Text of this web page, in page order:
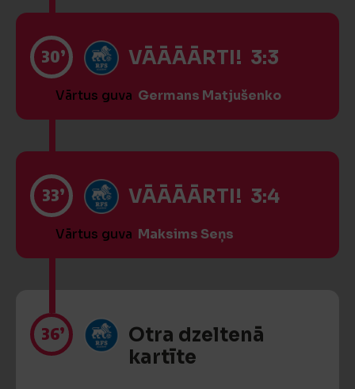
30’ VĀĀĀĀRTI! 3:3
Vārtus guva Germans Matjušenko
33’ VĀĀĀĀRTI! 3:4
Vārtus guva Maksims Seņs
36’
Otra dzeltenā
kartīte